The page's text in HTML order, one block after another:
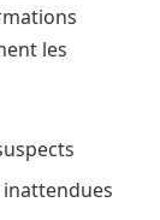
les